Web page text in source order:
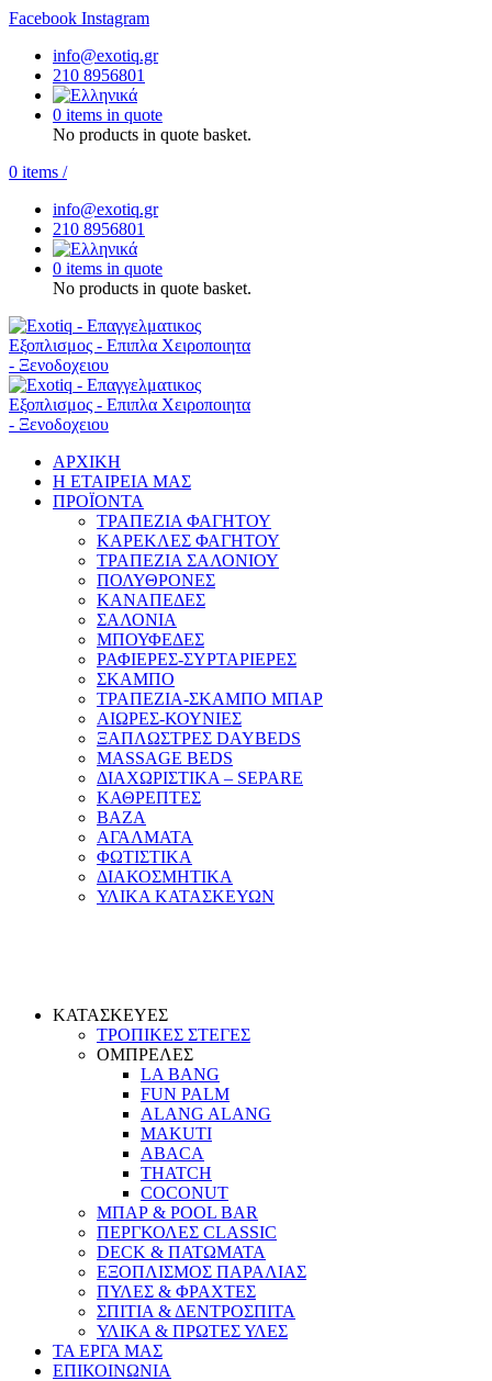
Facebook Instagram
info@exotiq.gr
210 8956801
0 items in quote
No products in quote basket.
0 items /
info@exotiq.gr
210 8956801
0 items in quote
No products in quote basket.
ΑΡΧΙΚΗ
Η ΕΤΑΙΡΕΙΑ ΜΑΣ
ΠΡΟΪΟΝΤΑ
ΤΡΑΠΕΖΙΑ ΦΑΓΗΤΟΥ
ΚΑΡΕΚΛΕΣ ΦΑΓΗΤΟΥ
ΤΡΑΠΕΖΙΑ ΣΑΛΟΝΙΟΥ
ΠΟΛΥΘΡΟΝΕΣ
ΚΑΝΑΠΕΔΕΣ
ΣΑΛΟΝΙΑ
ΜΠΟΥΦΕΔΕΣ
ΡΑΦΙΕΡΕΣ-ΣΥΡΤΑΡΙΕΡΕΣ
ΣΚΑΜΠΟ
ΤΡΑΠΕΖΙΑ-ΣΚΑΜΠΟ ΜΠΑΡ
ΑΙΩΡΕΣ-ΚΟΥΝΙΕΣ
ΞΑΠΛΩΣΤΡΕΣ DAYBEDS
MASSAGE BEDS
ΔΙΑΧΩΡΙΣΤΙΚΑ – SEPARE
ΚΑΘΡΕΠΤΕΣ
ΒΑΖΑ
ΑΓΑΛΜΑΤΑ
ΦΩΤΙΣΤΙΚΑ
ΔΙΑΚΟΣΜΗΤΙΚΑ
ΥΛΙΚΑ ΚΑΤΑΣΚΕΥΩΝ
ΚΑΤΑΣΚΕΥΕΣ
ΤΡΟΠΙΚΕΣ ΣΤΕΓΕΣ
ΟΜΠΡΕΛΕΣ
LA BANG
FUN PALM
ALANG ALANG
MAKUTI
ABACA
THATCH
COCONUT
ΜΠΑΡ & POOL BAR
ΠΕΡΓΚΟΛΕΣ CLASSIC
DECK & ΠΑΤΩΜΑΤΑ
ΕΞΟΠΛΙΣΜΟΣ ΠΑΡΑΛΙΑΣ
ΠΥΛΕΣ & ΦΡΑΧΤΕΣ
ΣΠΙΤΙΑ & ΔΕΝΤΡΟΣΠΙΤΑ
ΥΛΙΚΑ & ΠΡΩΤΕΣ ΥΛΕΣ
ΤΑ ΕΡΓΑ ΜΑΣ
ΕΠΙΚΟΙΝΩΝΙΑ